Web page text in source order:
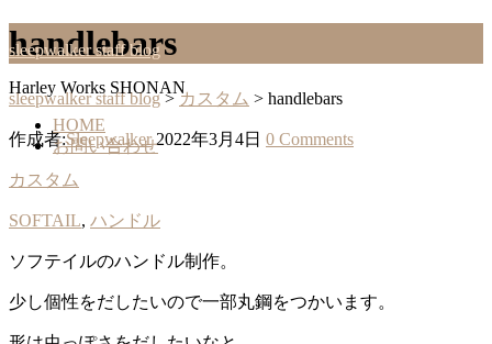
sleepwalker staff blog
Harley Works SHONAN
HOME
お問い合わせ
handlebars
sleepwalker staff blog> カスタム > handlebars
作成者:Sleepwalker 2022年3月4日 0 Comments
カスタム
SOFTAIL, ハンドル
ソフテイルのハンドル制作。
少し個性をだしたいので一部丸鋼をつかいます。